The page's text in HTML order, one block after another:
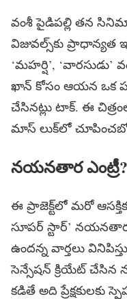
వంశీ పైడిపల్లి తన
విజువల్స్‌కు
‘మహర్షి’,
ఖాన్ కోసం ఆయన ఒక
చేసినట్లు టాక్. ఈ
మాస్ లుక్‌లో
నయనతార ఎంట్రీ?
ఈ ప్రాజెక్ట్‌లో మరో
సూపర్ స్టార్’
ఉందన్న వార్తలు
సెన్సేషన్ క్రియేట్ చేసిన
కడితే అది ప్రేక్షకులకు